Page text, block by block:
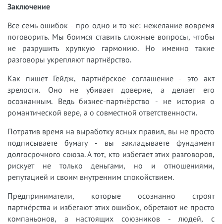
Заключение
Все семь ошибок - про одно и то же: нежелание вовремя
поговорить. Мы боимся ставить сложные вопросы, чтобы
не разрушить хрупкую гармонию. Но именно такие
разговоры укрепляют партнёрство.
Как пишет Гейдж, партнёрское соглашение - это акт
зрелости. Оно не убивает доверие, а делает его
осознанным. Ведь бизнес-партнёрство - не история о
романтической вере, а о совместной ответственности.
Потратив время на выработку ясных правил, вы не просто
подписываете бумагу - вы закладываете фундамент
долгосрочного союза. А тот, кто избегает этих разговоров,
рискует не только деньгами, но и отношениями,
репутацией и своим внутренним спокойствием.
Предприниматели, которые осознанно строят
партнёрства и избегают этих ошибок, обретают не просто
компаньонов, а настоящих союзников - людей, с